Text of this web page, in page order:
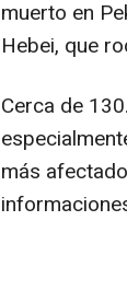
muerto en
Hebei, que
Cerca de
más